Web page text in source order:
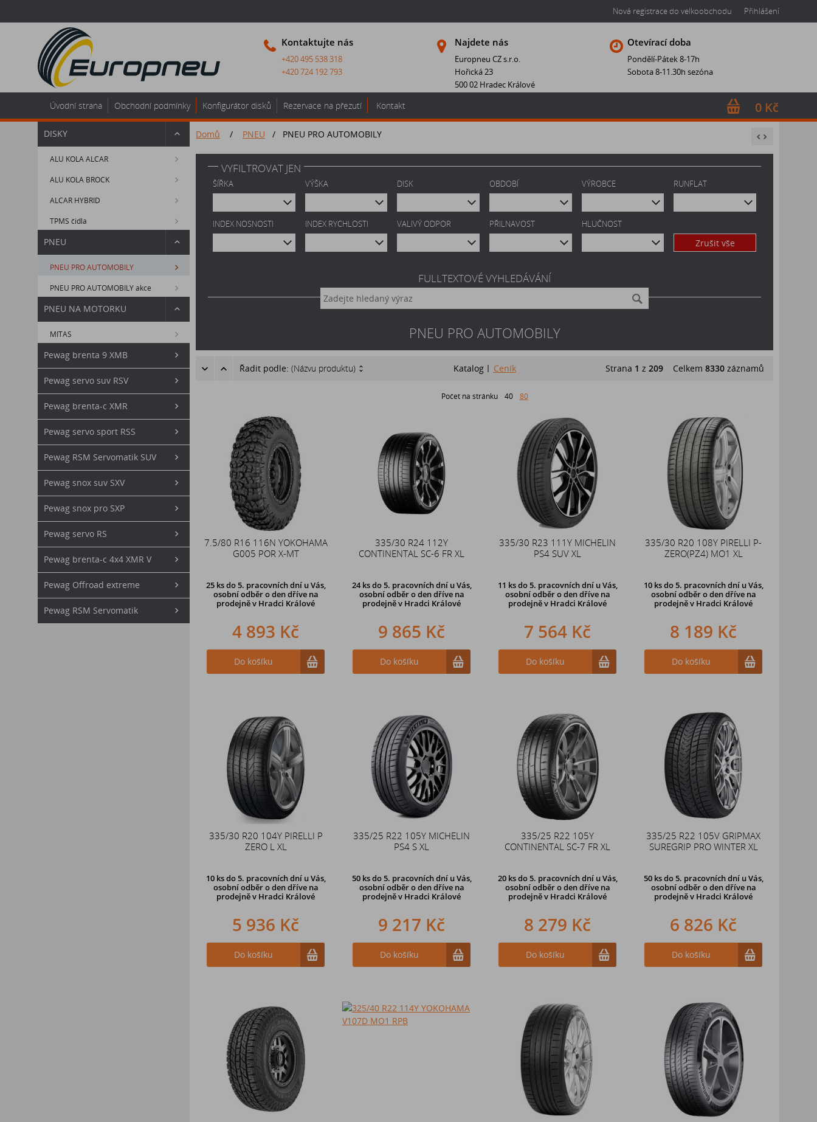
Nová registrace do velkoobchodu Přihlášení
Kontaktujte nás
+420 495 538 318
+420 724 192 793
Najdete nás
Europneu CZ s.r.o.
Hořická 23
500 02 Hradec Králové
Otevírací doba
Pondělí-Pátek 8-17h
Sobota 8-11.30h sezóna
0 Kč
Úvodní strana Obchodní podmínky Konfigurátor disků Rezervace na přezutí Kontakt
DISKY
ALU KOLA ALCAR
ALU KOLA BROCK
ALCAR HYBRID
TPMS čidla
PNEU
PNEU PRO AUTOMOBILY
PNEU PRO AUTOMOBILY akce
PNEU NA MOTORKU
MITAS
Pewag brenta 9 XMB
Pewag servo suv RSV
Pewag brenta-c XMR
Pewag servo sport RSS
Pewag RSM Servomatik SUV
Pewag snox suv SXV
Pewag snox pro SXP
Pewag servo RS
Pewag brenta-c 4x4 XMR V
Pewag Offroad extreme
Pewag RSM Servomatik
Domů / PNEU / PNEU PRO AUTOMOBILY
VYFILTROVAT JEN
ŠÍŘKA VÝŠKA DISK OBDOBÍ VÝROBCE RUNFLAT
INDEX NOSNOSTI INDEX RYCHLOSTI VALIVÝ ODPOR PŘILNAVOST HLUČNOST
Zrušit vše
FULLTEXTOVÉ VYHLEDÁVÁNÍ
PNEU PRO AUTOMOBILY
Řadit podle: (Názvu produktu) Katalog Ceník Strana 1 z 209 Celkem 8330 záznamů
Počet na stránku 40 80
7.5/80 R16 116N YOKOHAMA
G005 POR X-MT
25 ks do 5. pracovních dní u Vás,
osobní odběr o den dříve na
prodejněv Hradci Králové
4 893 Kč
Do košíku
335/30 R24 112Y
CONTINENTAL SC-6 FR XL
24 ks do 5. pracovních dní u Vás,
osobní odběr o den dříve na
prodejněv Hradci Králové
9 865 Kč
Do košíku
335/30 R23 111Y MICHELIN
PS4 SUV XL
11 ks do 5. pracovních dní u Vás,
osobní odběr o den dříve na
prodejněv Hradci Králové
7 564 Kč
Do košíku
335/30 R20 108Y PIRELLI P-
ZERO(PZ4) MO1 XL
10 ks do 5. pracovních dní u Vás,
osobní odběr o den dříve na
prodejněv Hradci Králové
8 189 Kč
Do košíku
335/30 R20 104Y PIRELLI P
ZERO L XL
10 ks do 5. pracovních dní u Vás,
osobní odběr o den dříve na
prodejněv Hradci Králové
5 936 Kč
Do košíku
335/25 R22 105Y MICHELIN
PS4 S XL
50 ks do 5. pracovních dní u Vás,
osobní odběr o den dříve na
prodejněv Hradci Králové
9 217 Kč
Do košíku
335/25 R22 105Y
CONTINENTAL SC-7 FR XL
20 ks do 5. pracovních dní u Vás,
osobní odběr o den dříve na
prodejněv Hradci Králové
8 279 Kč
Do košíku
335/25 R22 105V GRIPMAX
SUREGRIP PRO WINTER XL
50 ks do 5. pracovních dní u Vás,
osobní odběr o den dříve na
prodejněv Hradci Králové
6 826 Kč
Do košíku